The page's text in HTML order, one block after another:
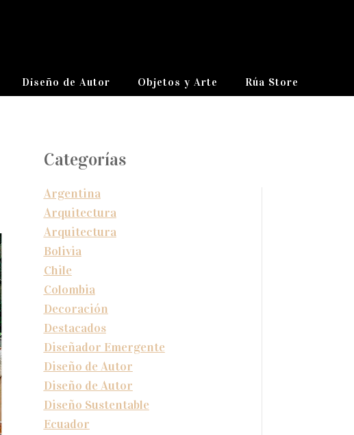
Diseño de Autor Objetos y Arte Rúa Store
Categorías
Argentina
Arquitectura
Arquitectura
Bolivia
Chile
Colombia
Decoración
Destacados
Diseñador Emergente
Diseño de Autor
Diseño de Autor
Diseño Sustentable
Ecuador